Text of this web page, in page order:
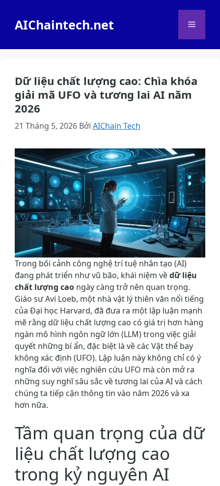
AIChaintech.net Menu
Dữ liệu chất lượng cao: Chìa khóa
giải mã UFO và tương lai AI năm
2026
21 Tháng 5, 2026 Bởi AIChain Tech
Trong bối cảnh công nghệ trí tuệ nhân tạo (AI)
đang phát triển như vũ bão, khái niệm vềdữ liệu
chất lượng cao ngày càng trở nên quan trọng.
Giáo sư Avi Loeb, một nhà vật lý thiên văn nổi tiếng
của Đại học Harvard, đã đưa ra một lập luận mạnh
mẽ rằng dữ liệu chất lượng cao có giá trị hơn hàng
ngàn mô hình ngôn ngữ lớn (LLM) trong việc giải
quyết những bí ẩn, đặc biệt là về các Vật thể bay
không xác định (UFO). Lập luận này không chỉ có ý
nghĩa đối với việc nghiên cứu UFO mà còn mở ra
những suy nghĩ sâu sắc về tương lai của AI và cách
chúng ta tiếp cận thông tin vào năm 2026 và xa
hơn nữa.
Tầm quan trọng của dữ
liệu chất lượng cao
trong kỷ nguyên AI